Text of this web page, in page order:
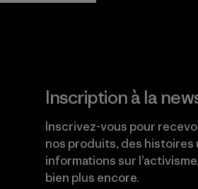
Inscription à la
Inscrivez-vous pour
nos produits, des histoires
informations sur
bien plus encore.